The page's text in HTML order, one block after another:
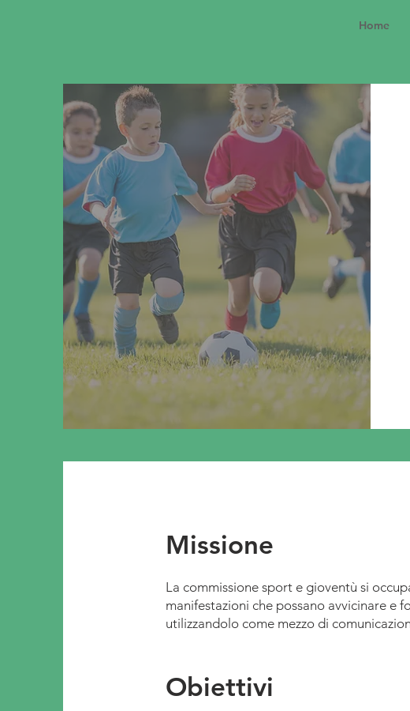
Home
Missione
La commissione sport e gioventù si
manifestazioni che possano avvicinare
utilizzandolo come mezzo di
Obiettivi